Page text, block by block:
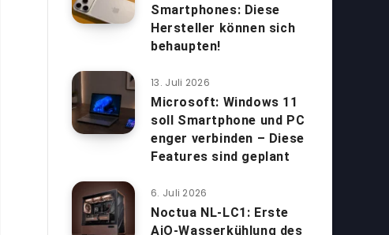
Smartphones: Diese
Hersteller können sich
behaupten!
13. Juli 2026
Microsoft: Windows 11
soll Smartphone und PC
enger verbinden – Diese
Features sind geplant
6. Juli 2026
Noctua NL-LC1: Erste
AiO-Wasserkühlung des